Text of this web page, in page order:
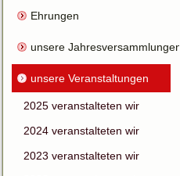
Ehrungen
unsere Jahresversammlungen
unsere Veranstaltungen
2025 veranstalteten wir
2024 veranstalteten wir
2023 veranstalteten wir